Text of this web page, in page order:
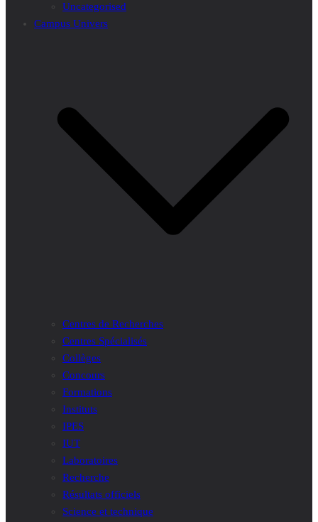
Uncategorised
Campus Univers
Centres de Recherches
Centres Spécialisés
Collèges
Concours
Formations
Instituts
IPES
IUT
Laboratoires
Recherche
Résultats officiels
Science et technique